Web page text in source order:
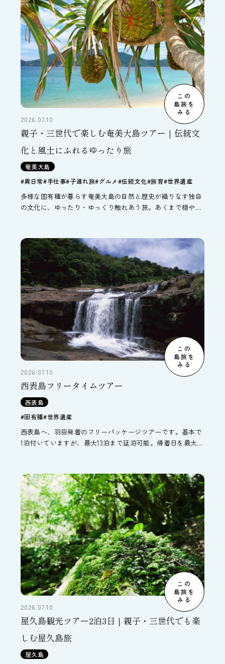
この
島旅を
みる
2026.07.10
親子・三世代で楽しむ奄美大島ツアー｜伝統文
化と風土にふれるゆったり旅
奄美大島
#異日常#手仕事#子連れ旅#グルメ#伝統文化#旅育#世界遺産
多様な固有種が暮らす奄美大島の自然と歴史が織りなす独自
の文化に、ゆったり・ゆっくり触れあう旅。あくまで穏やか
おすすめのプランです。
この
島旅を
みる
2026.07.10
西表島フリータイムツアー
西表島
#固有種#世界遺産
西表島へ、羽田発着のフリーパッケージツアーです。基本で
1泊付いていますが、最大13泊まで延泊可能。帰着日を最大14
この
島旅を
みる
2026.07.10
屋久島観光ツアー2泊3日｜親子・三世代でも楽
しむ屋久島旅
屋久島